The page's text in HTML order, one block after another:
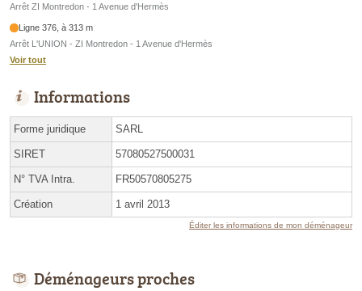
Arrêt ZI Montredon - 1 Avenue d'Hermès
Ligne 376, à 313 m
Arrêt L'UNION - ZI Montredon - 1 Avenue d'Hermès
Voir tout
Informations
Forme juridique SARL
SIRET 57080527500031
N° TVA Intra. FR50570805275
Création 1 avril 2013
Éditer les informations de mon déménageur
Déménageurs proches